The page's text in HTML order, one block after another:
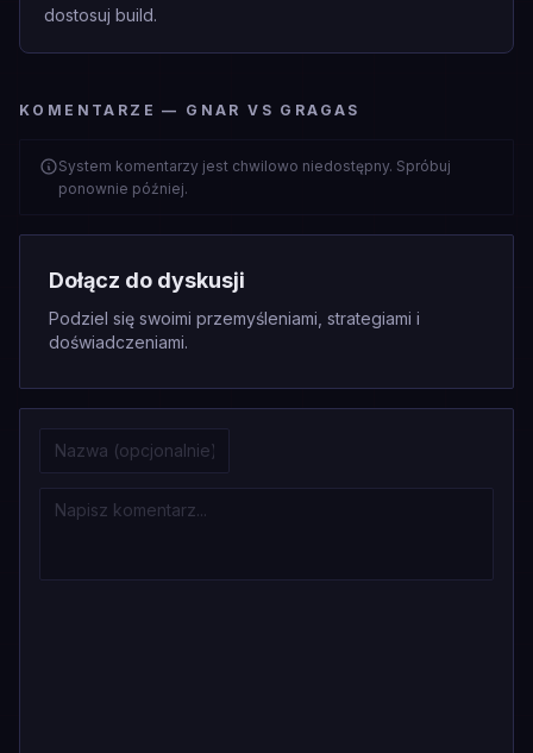
dostosuj build.
KOMENTARZE — GNAR VS GRAGAS
System komentarzy jest chwilowo niedostępny. Spróbuj
ponownie później.
Dołącz do dyskusji
Podziel się swoimi przemyśleniami, strategiami i
doświadczeniami.